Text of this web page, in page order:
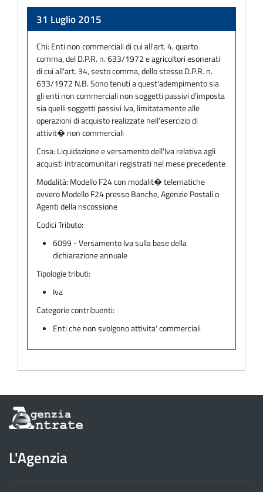
31 Luglio 2015
Chi: Enti non commerciali di cui all'art. 4, quarto
comma, del D.P.R. n. 633/1972 e agricoltori esonerati
di cui all'art. 34, sesto comma, dello stesso D.P.R. n.
633/1972 N.B. Sono tenuti a quest'adempimento sia
gli enti non commerciali non soggetti passivi d'imposta
sia quelli soggetti passivi Iva, limitatamente alle
operazioni di acquisto realizzate nell'esercizio di
attivit� non commerciali
Cosa: Liquidazione e versamento dell'Iva relativa agli
acquisti intracomunitari registrati nel mese precedente
Modalità: Modello F24 con modalit� telematiche
ovvero Modello F24 presso Banche, Agenzie Postali o
Agenti della riscossione
Codici Tributo:
6099 - Versamento Iva sulla base della
dichiarazione annuale
Tipologie tributi:
Iva
Categorie contribuenti:
Enti che non svolgono attivita' commerciali
Informazioni
sul
dell'Agenzia
delle
Entrate
L'Agenzia